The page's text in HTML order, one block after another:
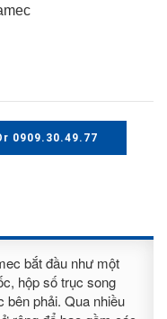
0909.30.49.77
bắt đầu như một
hộp số trục song
bên phải. Qua nhiều